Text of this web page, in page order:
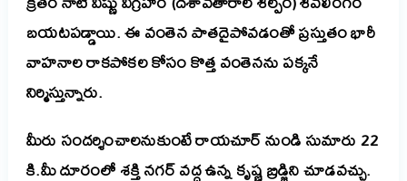
బయటపడ్డాయి.ఈ వంతెన పాతదైపోవడంతో ప్రస్తుతం భారీ
వాహనాల రాకపోకల కోసం కొత్త వంతెనను పక్కనే
నిర్మిస్తున్నారు.
మీరు సందర్శించాలనుకుంటే రాయచూర్ నుండి సుమారు 22
కి.మీ దూరంలో శక్తి నగర్ వద్ద ఉన్న కృష్ణ బ్రిడ్జిని చూడవచ్చు.